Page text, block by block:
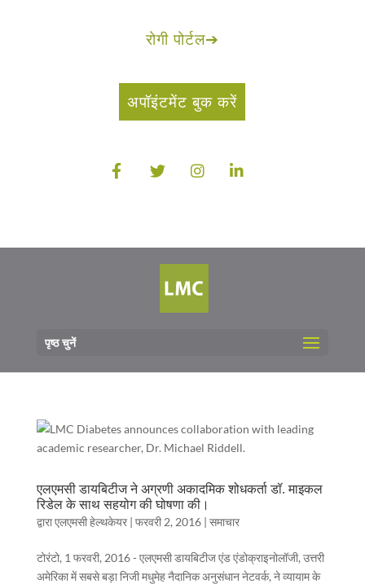
रोगी पोर्टल➔
अपॉइंटमेंट बुक करें
पृष्ठ चुनें
एलएमसी डायबिटीज ने अग्रणी अकादमिक शोधकर्ता डॉ. माइकल
रिडेल के साथ सहयोग की घोषणा की।
द्वाराएलएमसी हेल्थकेयर| फरवरी 2, 2016| समाचार
टोरंटो, 1 फरवरी, 2016 - एलएमसी डायबिटीज एंड एंडोक्राइनोलॉजी, उत्तरी
अमेरिका में सबसे बड़ा निजी मधुमेह नैदानिक अनुसंधान नेटवर्क, ने व्यायाम के